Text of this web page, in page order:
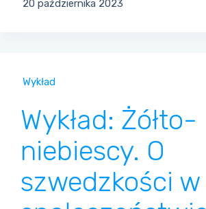
20 października 2023
Wykład
Wykład: Żółto-
niebiescy. O
szwedzkości w